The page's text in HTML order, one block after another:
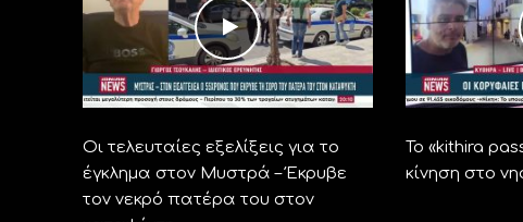
Οι τελευταίες εξελίξεις για το
έγκλημα στον Μυστρά – Έκρυβε
τον νεκρό πατέρα του στον
Το «kithira
κίνηση στο